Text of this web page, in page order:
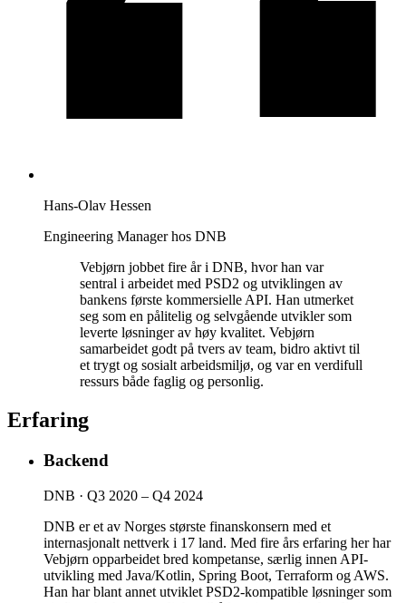
Hans-Olav Hessen
Engineering Manager hos DNB
Vebjørn jobbet fire år i DNB, hvor han var
sentral i arbeidet med PSD2 og utviklingen av
bankens første kommersielle API. Han utmerket
seg som en pålitelig og selvgående utvikler som
leverte løsninger av høy kvalitet. Vebjørn
samarbeidet godt på tvers av team, bidro aktivt til
et trygt og sosialt arbeidsmiljø, og var en verdifull
ressurs både faglig og personlig.
Erfaring
Backend
DNB · Q3 2020 – Q4 2024
DNB er et av Norges største finanskonsern med et
internasjonalt nettverk i 17 land. Med fire års erfaring her har
Vebjørn opparbeidet bred kompetanse, særlig innen API-
utvikling med Java/Kotlin, Spring Boot, Terraform og AWS.
Han har blant annet utviklet PSD2-kompatible løsninger som